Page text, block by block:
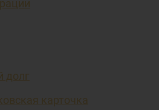
долг
карточка